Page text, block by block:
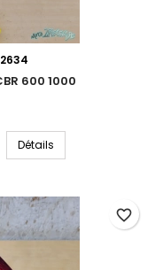
600 1000
Détails
favorite_border